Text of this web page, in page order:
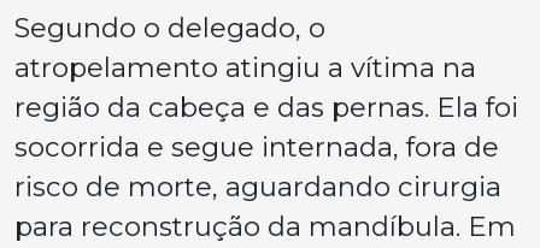
Segundo o delegado, o
atropelamento atingiu a vítima na
região da cabeça e das pernas. Ela foi
socorrida e segue internada, fora de
risco de morte, aguardando cirurgia
para reconstrução da mandíbula. Em